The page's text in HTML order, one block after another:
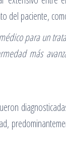
del paciente,
para un
más